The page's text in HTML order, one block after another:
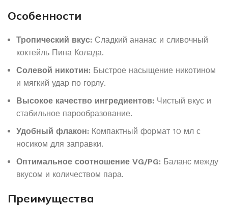
Особенности
Тропический вкус: Сладкий ананас и сливочный
коктейль Пина Колада.
Солевой никотин: Быстрое насыщение никотином
и мягкий удар по горлу.
Высокое качество ингредиентов: Чистый вкус и
стабильное парообразование.
Удобный флакон: Компактный формат 10 мл с
носиком для заправки.
Оптимальное соотношение VG/PG: Баланс между
вкусом и количеством пара.
Преимущества